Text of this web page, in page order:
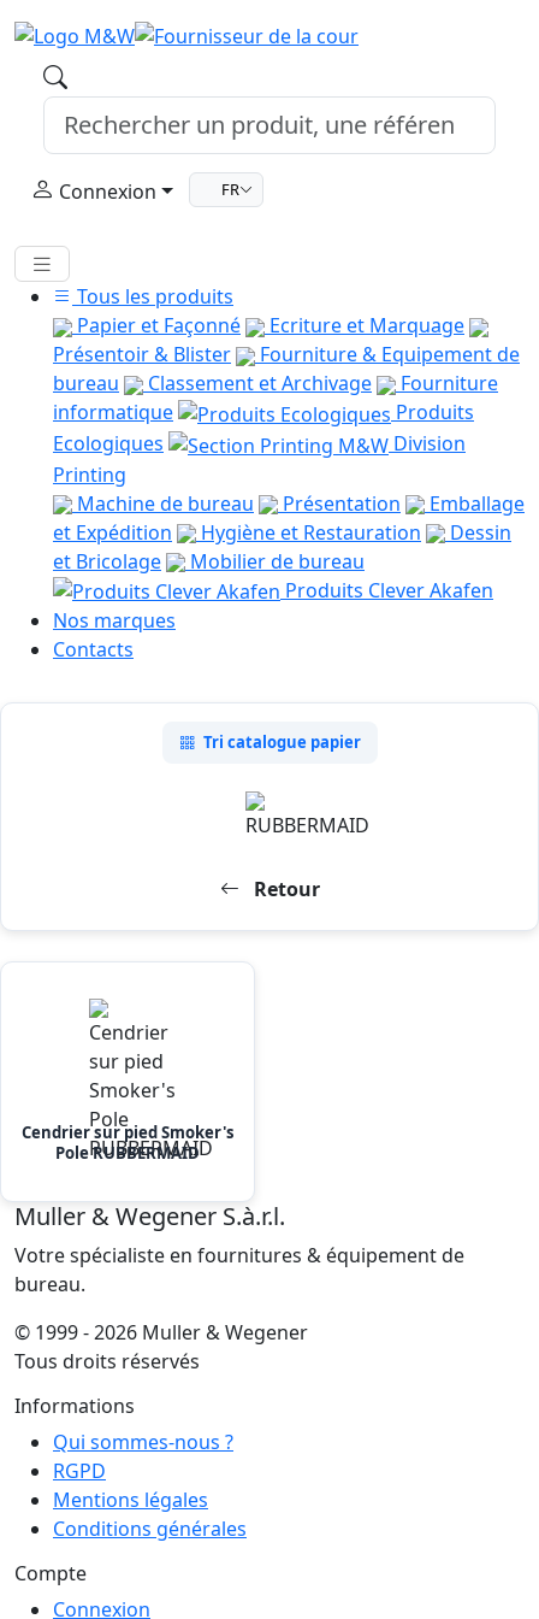
Connexion FR
Tous les produits
Papier et Façonné
Ecriture et Marquage
Présentoir & Blister
Fourniture & Equipement de
bureau
Classement et Archivage
Fourniture
informatique
Produits
Ecologiques
Division
Printing
Machine de bureau
Présentation
Emballage
et Expédition
Hygiène et Restauration
Dessin
et Bricolage
Mobilier de bureau
Produits Clever Akafen
Nos marques
Contacts
Tri catalogue papier
Retour
Cendrier sur pied Smoker's
Pole RUBBERMAID
Muller & Wegener S.à.r.l.
Votre spécialiste en fournitures & équipement de
bureau.
© 1999 - 2026 Muller & Wegener
Tous droits réservés
Informations
Qui sommes-nous ?
RGPD
Mentions légales
Conditions générales
Compte
Connexion